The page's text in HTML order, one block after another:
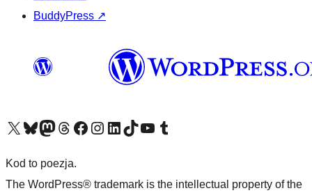
BuddyPress ↗
Odwiedź nasze konto X (dawniej Twitter)
Odwiedź nasze konto Bluesky
Odwiedź nasze konto na Mastodoncie
Odwiedź naszego Threadsa
Odwiedź naszego Facebooka
Odwiedź nasze konto na Instagramie
Odwiedź nasze konto na LinkedIn
Odwiedź naszego TikToka
Odwiedź nasz kanał YouTube
Odwiedź naszego Tumblra
Kod to poezja.
The WordPress® trademark is the intellectual property of the